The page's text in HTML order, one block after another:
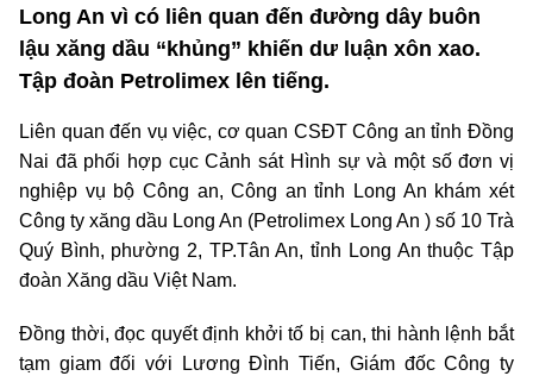
Long An vì có liên quan đến đường dây buôn
lậu xăng dầu “khủng” khiến dư luận xôn xao.
Tập đoàn Petrolimex lên tiếng.
Liên quan đến vụ việc, cơ quan CSĐT Công an tỉnh Đồng
Nai đã phối hợp cục Cảnh sát Hình sự và một số đơn vị
nghiệp vụ bộ Công an, Công an tỉnh Long An khám xét
Công ty xăng dầu Long An (Petrolimex Long An ) số 10 Trà
Quý Bình, phường 2, TP.Tân An, tỉnh Long An thuộc Tập
đoàn Xăng dầu Việt Nam.
Đồng thời, đọc quyết định khởi tố bị can, thi hành lệnh bắt
tạm giam đối với Lương Đình Tiến, Giám đốc Công ty